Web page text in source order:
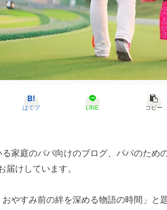
はてブ LINE コピー
家庭のパパ向けのブログ、パパのため
けしています。
やすみ前の絆を深める物語の時間」と